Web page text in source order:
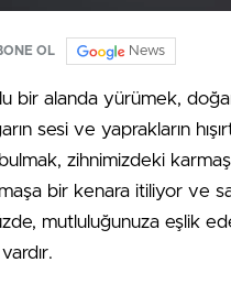
OL News
bir alanda yürümek,
sesi ve yaprakların
zihnimizdeki
bir kenara itiliyor ve
mutluluğunuza eşlik